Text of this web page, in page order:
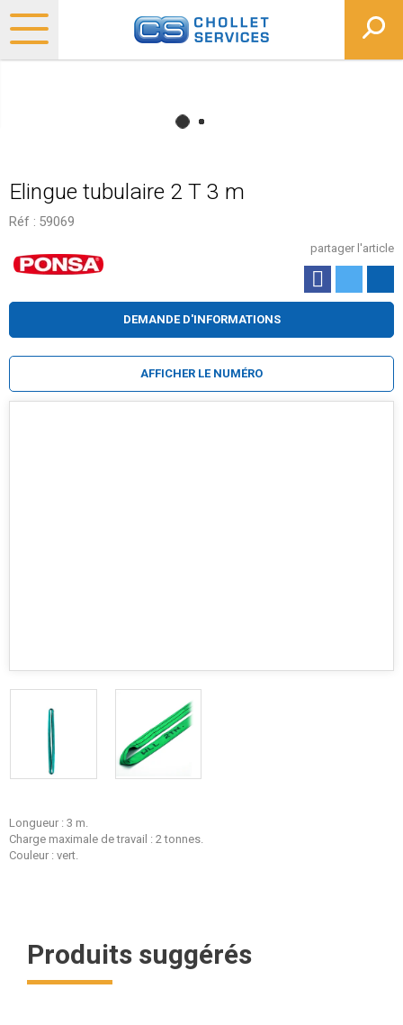
Elingue tubulaire 2 T 3 m
Réf : 59069
partager l'article
Longueur : 3 m.
Charge maximale de travail : 2 tonnes.
Couleur : vert.
DEMANDE D'INFORMATIONS
AFFICHER LE NUMÉRO
Produits suggérés